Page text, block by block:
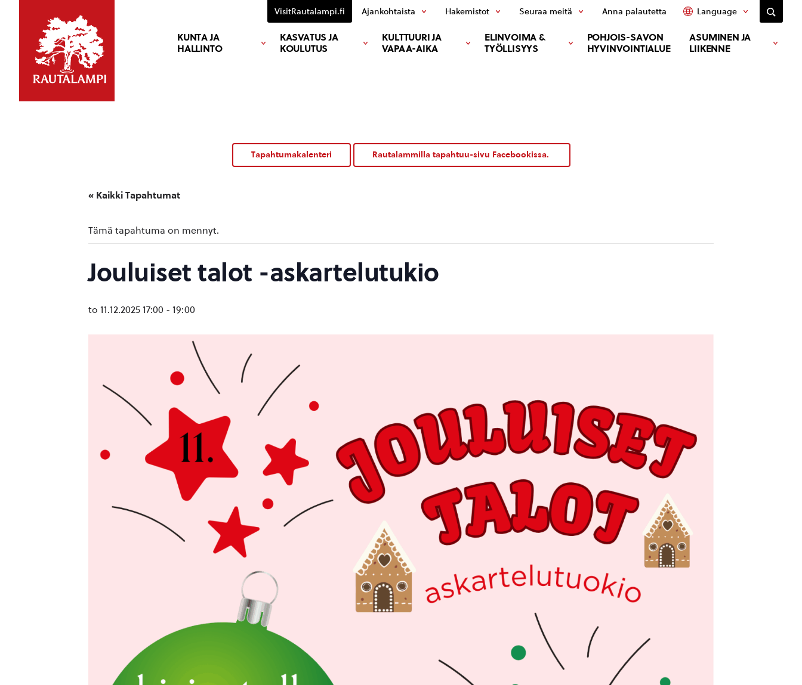
KUNTA JA
HALLINTO
KASVATUS JA
KOULUTUS
KULTTUURI JA
VAPAA-AIKA
ELINVOIMA &
TYÖLLISYYS
POHJOIS-SAVON
HYVINVOINTIALUE
ASUMINEN JA
LIIKENNE
VisitRautalampi.fi Ajankohtaista Hakemistot Seuraa meitä Anna palautetta Language
Tapahtumakalenteri Rautalammilla tapahtuu-sivu Facebookissa.
« Kaikki Tapahtumat
Tämä tapahtuma on mennyt.
Jouluiset talot -askartelutukio
to 11.12.2025 17:00 - 19:00